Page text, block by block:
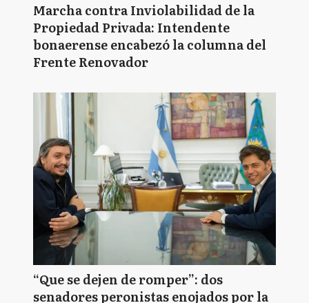
Marcha contra Inviolabilidad de la
Propiedad Privada: Intendente
bonaerense encabezó la columna del
Frente Renovador
“Que se dejen de romper”: dos
senadores peronistas enojados por la